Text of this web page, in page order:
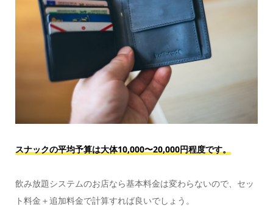
スナックの平均予算は大体10,000〜20,000円程度です。
飲み放題システムのお店なら基本料金は変わらないので、セッ
ト料金＋追加料金で計算すれば良いでしょう。